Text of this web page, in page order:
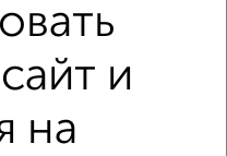
4 070 000
₽
и
на